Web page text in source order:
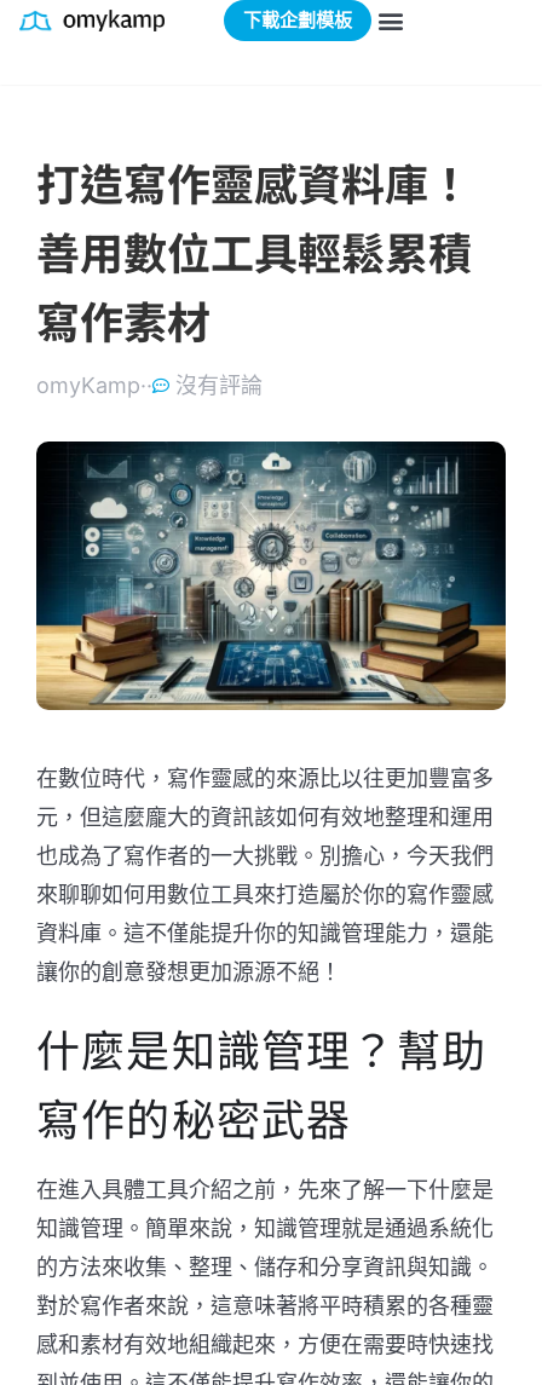
下載企劃模板
打造寫作靈感資料庫！
善用數位工具輕鬆累積
寫作素材
omyKamp·· 沒有評論
在數位時代，寫作靈感的來源比以往更加豐富多
元，但這麼龐大的資訊該如何有效地整理和運用
也成為了寫作者的一大挑戰。別擔心，今天我們
來聊聊如何用數位工具來打造屬於你的寫作靈感
資料庫。這不僅能提升你的知識管理能力，還能
讓你的創意發想更加源源不絕！
什麼是知識管理？幫助
寫作的秘密武器
在進入具體工具介紹之前，先來了解一下什麼是
知識管理。簡單來說，知識管理就是通過系統化
的方法來收集、整理、儲存和分享資訊與知識。
對於寫作者來說，這意味著將平時積累的各種靈
感和素材有效地組織起來，方便在需要時快速找